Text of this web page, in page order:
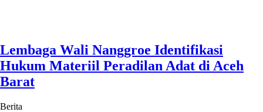
Lembaga Wali Nanggroe Identifikasi
Hukum Materiil Peradilan Adat di Aceh
Barat
Berita